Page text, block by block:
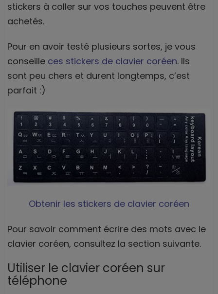
stickers à coller sur vos touches peuvent être
achetés.
Pour en avoir testé plusieurs sortes, je vous
conseille ces stickers de clavier coréen. Ils
sont peu chers et durent longtemps, c’est
parfait :)
Obtenir les stickers de clavier coréen
Pour savoir comment écrire des mots avec le
clavier coréen, consultez la section suivante.
Utiliser le clavier coréen sur
téléphone